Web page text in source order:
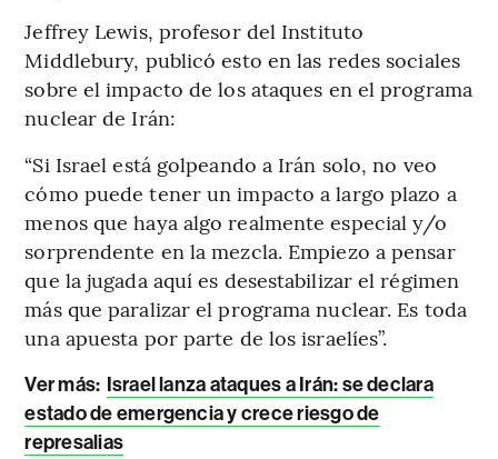
Jeffrey Lewis, profesor del Instituto
Middlebury, publicó esto en las redes sociales
sobre el impacto de los ataques en el programa
nuclear de Irán:
“Si Israel está golpeando a Irán solo, no veo
cómo puede tener un impacto a largo plazo a
menos que haya algo realmente especial y/o
sorprendente en la mezcla. Empiezo a pensar
que la jugada aquí es desestabilizar el régimen
más que paralizar el programa nuclear. Es toda
una apuesta por parte de los israelíes”.
Ver más: Israel lanza ataques a Irán: se declara
estado de emergencia y crece riesgo de
represalias